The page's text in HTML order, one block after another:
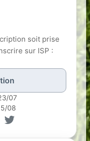
soit prise
sur ISP :
07
08